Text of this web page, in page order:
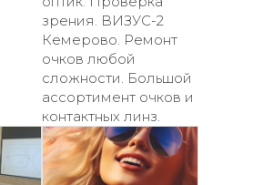
зрения. ВИЗУС-2
Кемерово. Ремонт
очков любой
сложности. Большой
ассортимент очков и
контактных линз.